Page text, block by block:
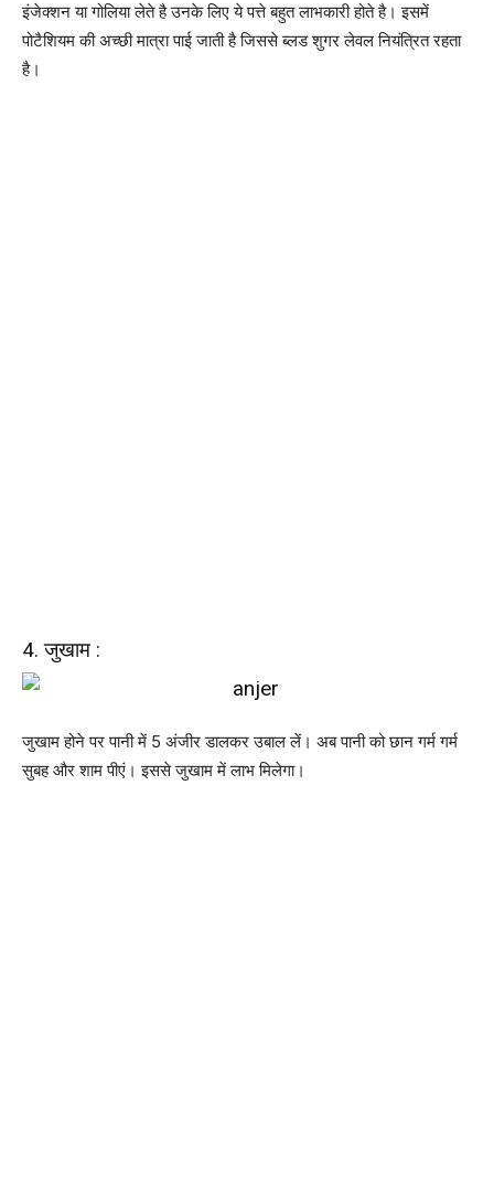
इंजेक्शन या गोलिया लेते है उनके लिए ये पत्ते बहुत लाभकारी होते है। इसमें
पोटैशियम की अच्छी मात्रा पाई जाती है जिससे ब्लड शुगर लेवल नियंत्रित रहता
है।
4. जुखाम :
जुखाम होने पर पानी में 5 अंजीर डालकर उबाल लें। अब पानी को छान गर्म गर्म
सुबह और शाम पीएं। इससे जुखाम में लाभ मिलेगा।